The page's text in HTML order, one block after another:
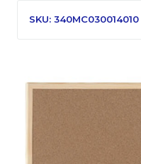
SKU: 340MC030014010